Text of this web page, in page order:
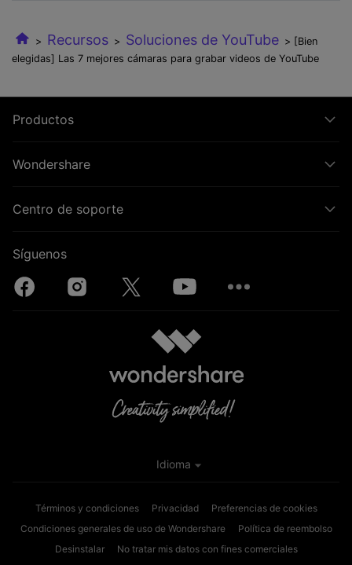
> Recursos > Soluciones de YouTube > [Bien
elegidas] Las 7 mejores cámaras para grabar videos de YouTube
Productos
Wondershare
Centro de soporte
Síguenos
Términos y condiciones Privacidad
Preferencias de cookies
Condiciones generales de uso de Wondershare
Política de reembolso
Desinstalar
No tratar mis datos con fines comerciales
Idioma